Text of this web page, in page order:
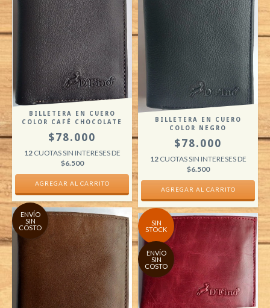
BILLETERA EN CUERO
COLOR CAFÉ CHOCOLATE
$78.000
12 CUOTAS SIN INTERESES DE
$6.500
AGREGAR AL CARRITO
BILLETERA EN CUERO
COLOR NEGRO
$78.000
12 CUOTAS SIN INTERESES DE
$6.500
AGREGAR AL CARRITO
ENVÍO
SIN
COSTO
SIN
STOCK
ENVÍO
SIN
COSTO